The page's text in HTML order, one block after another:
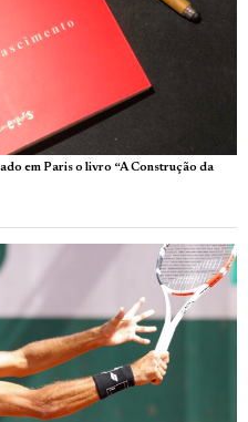
em Paris o livro “A Construção da